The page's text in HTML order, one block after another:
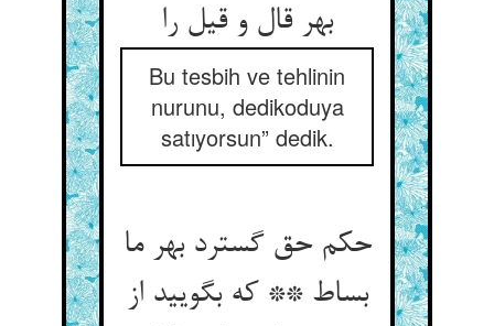
بهر قال و قیل را
Bu tesbih ve tehlinin
nurunu, dedikoduya
satıyorsun” dedik.
حکم حق گسترد بهر ما
بساط ** که بگویید از